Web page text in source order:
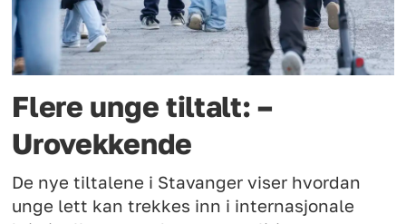
Flere unge tiltalt: –
Urovekkende
De nye tiltalene i Stavanger viser hvordan
unge lett kan trekkes inn i internasjonale